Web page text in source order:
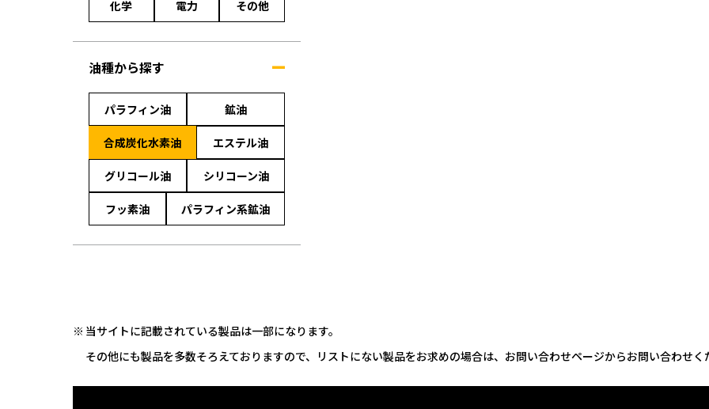
化学 電力 その他
油種から探す
パラフィン油 鉱油
合成炭化水素油 エステル油
グリコール油 シリコーン油
フッ素油 パラフィン系鉱油
当サイトに記載されている製品は一部になります。
その他にも製品を多数そろえておりますので、リストにない製品をお求めの場合は、お問い合わせページからお問い合わせく